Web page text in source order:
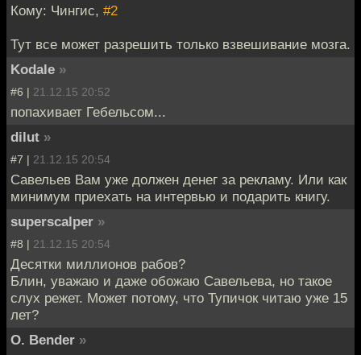
Кому: Чингиc, #2
Тут все может разрешить только взвешивание мозга.
Kodale »
#6 | 21.12.15 20:52
попахивает Гебельсом...
dilut »
#7 | 21.12.15 20:54
Савельев Вам уже должен денег за рекламу. Или как
минимум приехать на интервью и подарить книгу.
superscalper »
#8 | 21.12.15 20:54
Десятки миллионов рабов?
Блин, уважаю и даже обожаю Савельева, но такое
слух режет. Может потому, что Тупичок читаю уже 15
лет?
O. Bender »